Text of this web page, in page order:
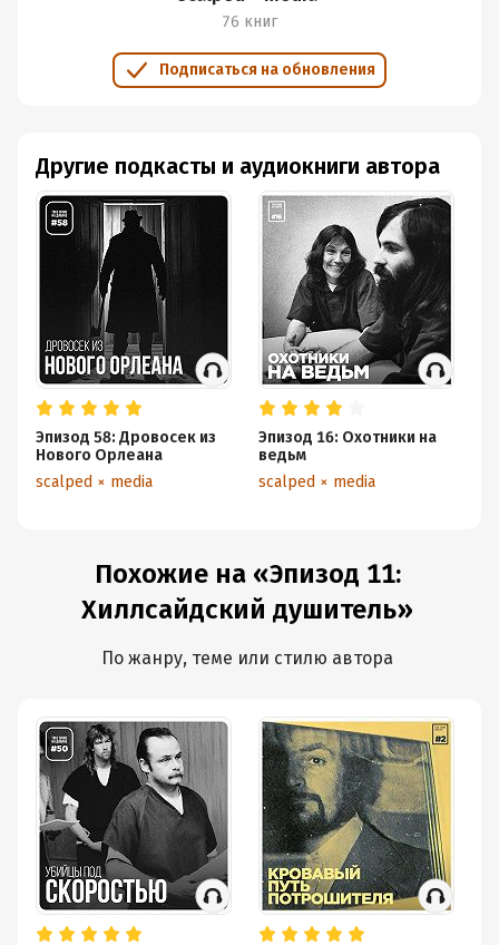
76 книг
Подписаться на обновления
Другие подкасты и аудиокниги автора
Эпизод 58: Дровосек из
Нового Орлеана
scalped × media
Эпизод 16: Охотники на
ведьм
scalped × media
Похожие на «Эпизод 11:
Хиллсайдский душитель»
По жанру, теме или стилю автора